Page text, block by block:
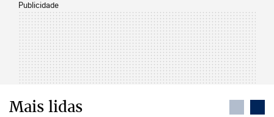
Publicidade
Mais lidas